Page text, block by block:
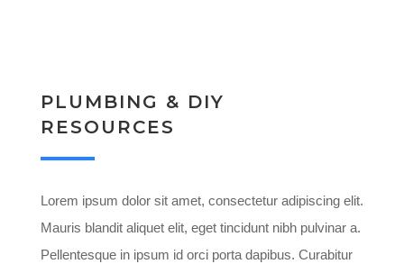
PLUMBING & DIY
RESOURCES
Lorem ipsum dolor sit amet, consectetur adipiscing elit.
Mauris blandit aliquet elit, eget tincidunt nibh pulvinar a.
Pellentesque in ipsum id orci porta dapibus. Curabitur